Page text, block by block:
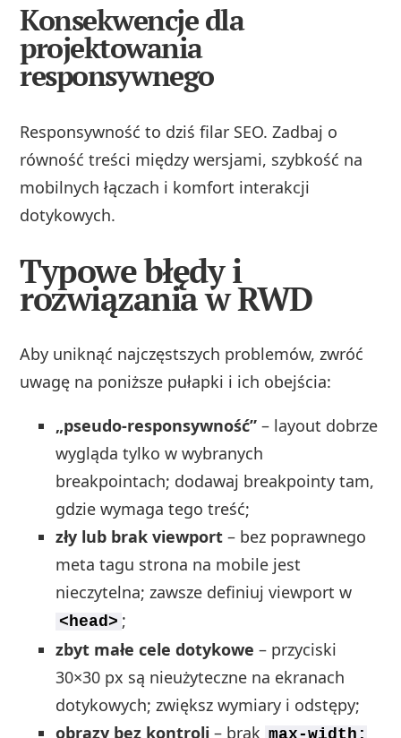
Konsekwencje dla
projektowania
responsywnego
Responsywność to dziś filar SEO. Zadbaj o
równość treści między wersjami, szybkość na
mobilnych łączach i komfort interakcji
dotykowych.
Typowe błędy i
rozwiązania w RWD
Aby uniknąć najczęstszych problemów, zwróć
uwagę na poniższe pułapki i ich obejścia:
„pseudo‑responsywność” – layout dobrze
wygląda tylko w wybranych
breakpointach; dodawaj breakpointy tam,
gdzie wymaga tego treść;
zły lub brak viewport – bez poprawnego
meta tagu strona na mobile jest
nieczytelna; zawsze definiuj viewport w
<head> ;
zbyt małe cele dotykowe – przyciski
30×30 px są nieużyteczne na ekranach
dotykowych; zwiększ wymiary i odstępy;
obrazy bez kontroli – brak max-width: